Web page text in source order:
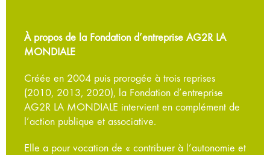
À propos de la Fondation d’entreprise AG2R LA
MONDIALE
Créée en 2004 puis prorogée à trois reprises
(2010, 2013, 2020), la Fondation d’entreprise
AG2R LA MONDIALE intervient en complément de
l’action publique et associative.
Elle a pour vocation de « contribuer à l’autonomie et